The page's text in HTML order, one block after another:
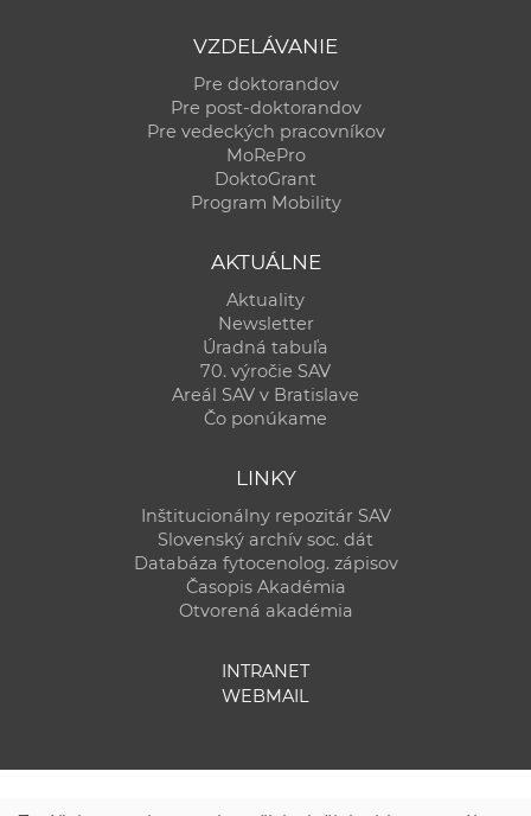
VZDELÁVANIE
Pre doktorandov
Pre post-doktorandov
Pre vedeckých pracovníkov
MoRePro
DoktoGrant
Program Mobility
AKTUÁLNE
Aktuality
Newsletter
Úradná tabuľa
70. výročie SAV
Areál SAV v Bratislave
Čo ponúkame
LINKY
Inštitucionálny repozitár SAV
Slovenský archív soc. dát
Databáza fytocenolog. zápisov
Časopis Akadémia
Otvorená akadémia
INTRANET
WEBMAIL